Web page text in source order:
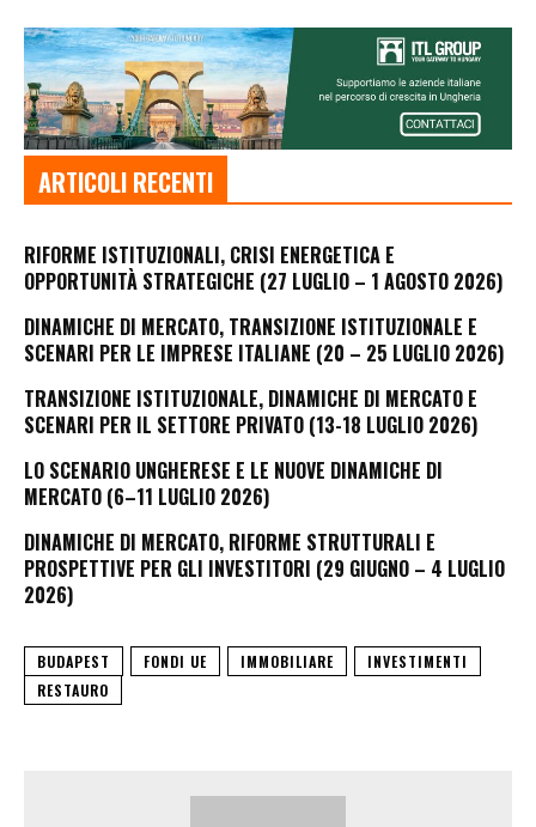
ARTICOLI RECENTI
RIFORME ISTITUZIONALI, CRISI ENERGETICA E
OPPORTUNITÀ STRATEGICHE (27 LUGLIO – 1 AGOSTO 2026)
DINAMICHE DI MERCATO, TRANSIZIONE ISTITUZIONALE E
SCENARI PER LE IMPRESE ITALIANE (20 – 25 LUGLIO 2026)
TRANSIZIONE ISTITUZIONALE, DINAMICHE DI MERCATO E
SCENARI PER IL SETTORE PRIVATO (13-18 LUGLIO 2026)
LO SCENARIO UNGHERESE E LE NUOVE DINAMICHE DI
MERCATO (6–11 LUGLIO 2026)
DINAMICHE DI MERCATO, RIFORME STRUTTURALI E
PROSPETTIVE PER GLI INVESTITORI (29 GIUGNO – 4 LUGLIO
2026)
BUDAPEST FONDI UE IMMOBILIARE
INVESTIMENTI
RESTAURO